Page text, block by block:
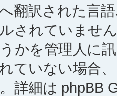
翻訳された言
されていませ
かを管理人に
ていない場合
詳細は phpBB